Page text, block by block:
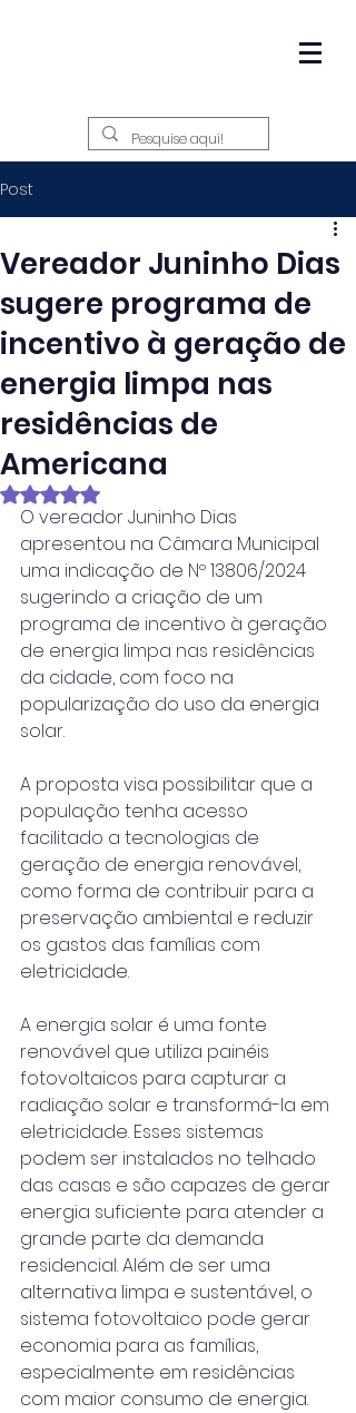
Post
Vereador Juninho Dias
sugere programa de
incentivo à geração de
energia limpa nas
residências de
Americana
Avaliado com NaN de 5 estrelas.
O vereador Juninho Dias
apresentou na Câmara Municipal
uma indicação de Nº 13806/2024
sugerindo a criação de um
programa de incentivo à geração
de energia limpa nas residências
da cidade, com foco na
popularização do uso da energia
solar.
A proposta visa possibilitar que a
população tenha acesso
facilitado a tecnologias de
geração de energia renovável,
como forma de contribuir para a
preservação ambiental e reduzir
os gastos das famílias com
eletricidade.
A energia solar é uma fonte
renovável que utiliza painéis
fotovoltaicos para capturar a
radiação solar e transformá-la em
eletricidade. Esses sistemas
podem ser instalados no telhado
das casas e são capazes de gerar
energia suficiente para atender a
grande parte da demanda
residencial. Além de ser uma
alternativa limpa e sustentável, o
sistema fotovoltaico pode gerar
economia para as famílias,
especialmente em residências
com maior consumo de energia.